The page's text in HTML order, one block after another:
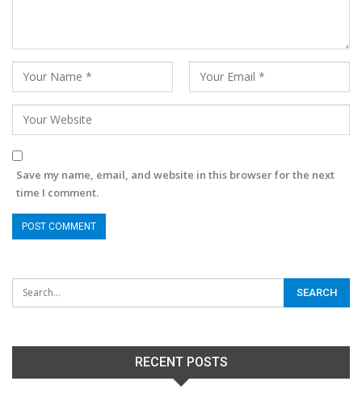
Save my name, email, and website in this browser for the next
time I comment.
RECENT POSTS